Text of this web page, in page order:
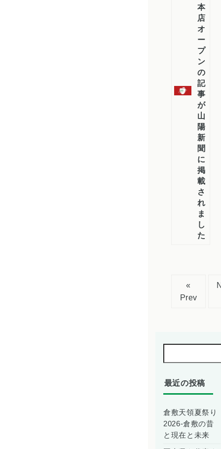
本
店
オ
ー
プ
ン
の
記
事
が
山
陽
新
聞
に
掲
載
さ
れ
ま
し
た
«
Prev
最近の投稿
倉敷天領夏祭り
2026-倉敷の昔
と現在と未来